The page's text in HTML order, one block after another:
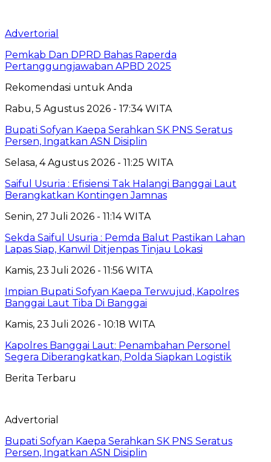
Advertorial
Pemkab Dan DPRD Bahas Raperda
Pertanggungjawaban APBD 2025
Rekomendasi untuk Anda
Rabu, 5 Agustus 2026 - 17:34 WITA
Bupati Sofyan Kaepa Serahkan SK PNS Seratus
Persen, Ingatkan ASN Disiplin
Selasa, 4 Agustus 2026 - 11:25 WITA
Saiful Usuria : Efisiensi Tak Halangi Banggai Laut
Berangkatkan Kontingen Jamnas
Senin, 27 Juli 2026 - 11:14 WITA
Sekda Saiful Usuria : Pemda Balut Pastikan Lahan
Lapas Siap, Kanwil Ditjenpas Tinjau Lokasi
Kamis, 23 Juli 2026 - 11:56 WITA
Impian Bupati Sofyan Kaepa Terwujud, Kapolres
Banggai Laut Tiba Di Banggai
Kamis, 23 Juli 2026 - 10:18 WITA
Kapolres Banggai Laut: Penambahan Personel
Segera Diberangkatkan, Polda Siapkan Logistik
Berita Terbaru
Advertorial
Bupati Sofyan Kaepa Serahkan SK PNS Seratus
Persen, Ingatkan ASN Disiplin